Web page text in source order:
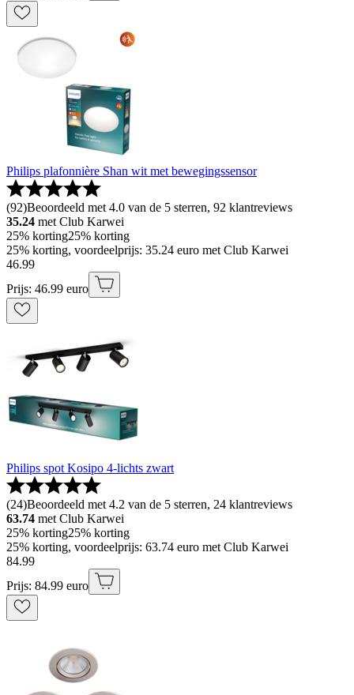
Philips plafonnière Shan wit met bewegingssensor
(92)Beoordeeld met 4.0 van de 5 sterren, 92 klantreviews
35.24 met Club Karwei
25% korting25% korting
25% korting, voordeelprijs: 35.24 euro met Club Karwei
46.99
Prijs: 46.99 euro
Philips spot Kosipo 4-lichts zwart
(24)Beoordeeld met 4.2 van de 5 sterren, 24 klantreviews
63.74 met Club Karwei
25% korting25% korting
25% korting, voordeelprijs: 63.74 euro met Club Karwei
84.99
Prijs: 84.99 euro